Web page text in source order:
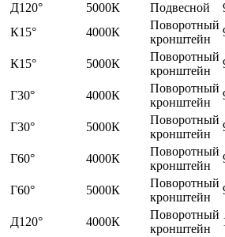
Д120° 5000К Подвесной
К15° 4000К
Поворотный
кронштейн
К15° 5000К
Поворотный
кронштейн
Г30° 4000К
Поворотный
кронштейн
Г30° 5000К
Поворотный
кронштейн
Г60° 4000К
Поворотный
кронштейн
Г60° 5000К
Поворотный
кронштейн
Д120° 4000К
Поворотный
кронштейн